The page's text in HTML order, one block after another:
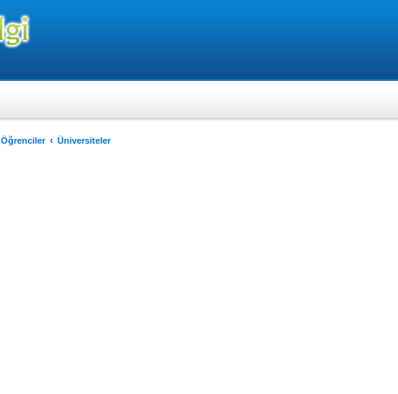
Öğrenciler Üniversiteler